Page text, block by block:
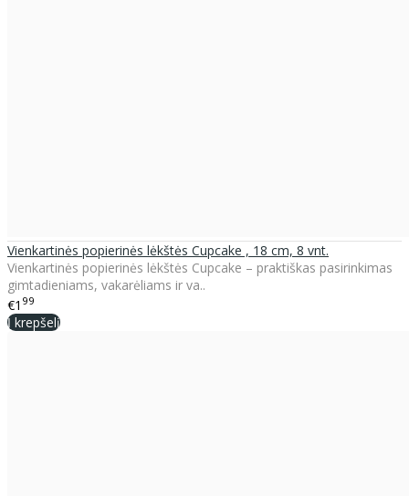
Vienkartinės popierinės lėkštės Cupcake , 18 cm, 8 vnt.
Vienkartinės popierinės lėkštės Cupcake – praktiškas pasirinkimas
gimtadieniams, vakarėliams ir va..
€1 99
Į krepšelį